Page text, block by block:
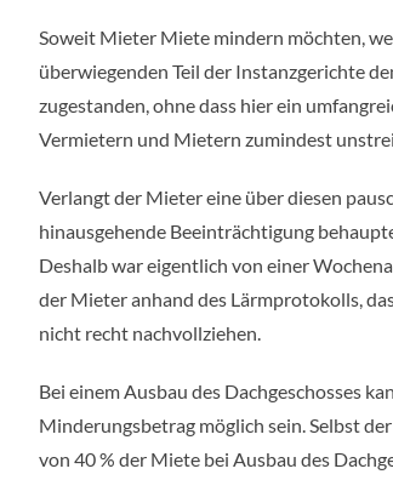
Soweit Mieter Miete mindern möchten,
überwiegenden Teil der Instanzgerichte
zugestanden, ohne dass hier ein
Vermietern und Mietern zumindest
Verlangt der Mieter eine über diesen
hinausgehende Beeinträchtigung
Deshalb war eigentlich von einer
der Mieter anhand des Lärmprotokolls,
nicht recht nachvollziehen.
Bei einem Ausbau des Dachgeschosses
Minderungsbetrag möglich sein. Selbst der
von 40 % der Miete bei Ausbau des